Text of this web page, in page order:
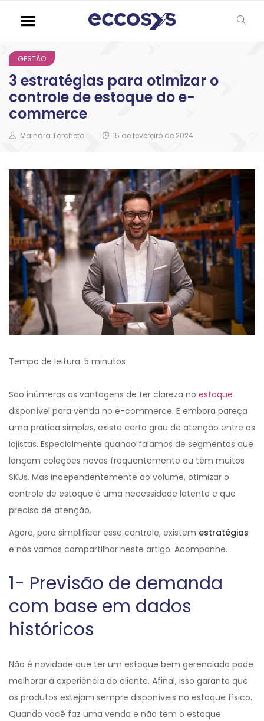
GESTÃO
3 estratégias para otimizar o
controle de estoque do e-
commerce
Mainara Torcheto 15 de fevereiro de 2024
Tempo de leitura: 5 minutos
São inúmeras as vantagens de ter clareza no estoque
disponível para venda no e-commerce. E embora pareça
uma prática simples, existe certo grau de atenção entre os
lojistas. Especialmente quando falamos de segmentos que
lançam coleções novas frequentemente ou têm muitos
SKUs. Mas independentemente do volume, otimizar o
controle de estoque é uma necessidade latente e que
precisa de atenção.
Agora, para simplificar esse controle, existem estratégias
e nós vamos compartilhar neste artigo. Acompanhe.
1- Previsão de demanda
com base em dados
históricos
Não é novidade que ter um estoque bem gerenciado pode
melhorar a experiência do cliente. Afinal, isso garante que
os produtos estejam sempre disponíveis no estoque físico.
Quando você faz uma venda e não tem o estoque